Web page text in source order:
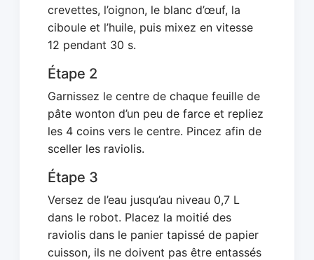
crevettes, l’oignon, le blanc d’œuf, la
ciboule et l’huile, puis mixez en vitesse
12 pendant 30 s.
Étape 2
Garnissez le centre de chaque feuille de
pâte wonton d’un peu de farce et repliez
les 4 coins vers le centre. Pincez afin de
sceller les raviolis.
Étape 3
Versez de l’eau jusqu’au niveau 0,7 L
dans le robot. Placez la moitié des
raviolis dans le panier tapissé de papier
cuisson, ils ne doivent pas être entassés